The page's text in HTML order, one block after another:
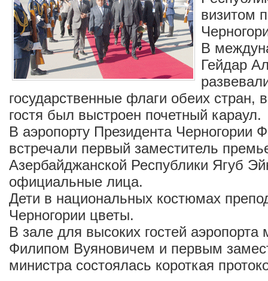
визитом
В
Гейдар
государственные флаги обеих стран,
гостя был выстроен почетный караул.
В аэропорту Президента Черногории
встречали первый заместитель
Азербайджанской Республики Ягуб
официальные лица.
Дети в национальных костюмах
Черногории цветы.
В зале для высоких гостей
Филипом Вуяновичем и первым
министра состоялась короткая